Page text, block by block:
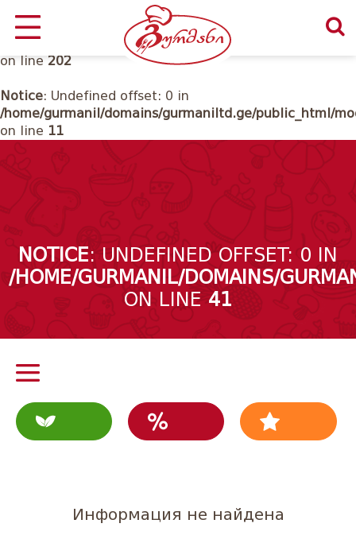
Notice
: Undefined offset: 0 in
/home/gurmanil/domains/gurmaniltd.ge/public_html/
on line 202
Notice: Undefined offset: 0 in
/home/gurmanil/domains/gurmaniltd.ge/public_html/
on line 11
NOTICE: UNDEFINED OFFSET: 0 IN
/HOME/GURMANIL/DOMAINS/
ON LINE 41
Информация не найдена